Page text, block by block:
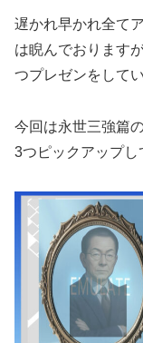
遅かれ早かれ全て
は睨んでおります
つプレゼンをして
今回は永世三強篇
3つピックアップし